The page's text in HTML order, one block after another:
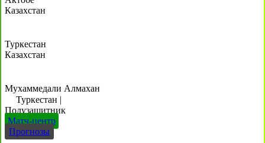
Казахстан
Туркестан
Казахстан
Мухаммедали Алмахан
Туркестан |
Полузащитник
Матч-центр
Прогнозы